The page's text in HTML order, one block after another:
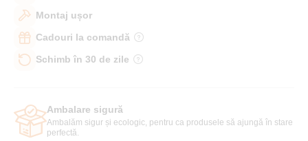
Montaj ușor
Cadouri la comandă
Schimb în 30 de zile
Ambalare sigură
Ambalăm sigur și ecologic, pentru ca produsele să ajungă în stare
perfectă.